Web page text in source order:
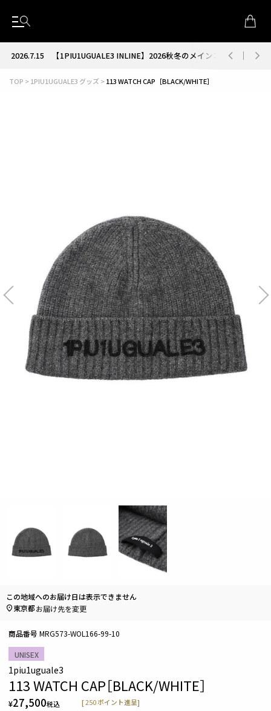
2026.7.15【1PIU1UGUALE3 INLINE】2026秋冬のメインコレクションが
TOP 1PIU1UGUALE3 グッズ 113 WATCH CAP［BLACK/WHITE］
UNISEX
1piu1uguale3
113 WATCH CAP［BLACK/WHITE］
¥27,500税込 [250 ポイント進呈]
商品番号 MRG573-WOL166-99-10
この地域へのお届け日は表示できません
東京都お届け先を変更